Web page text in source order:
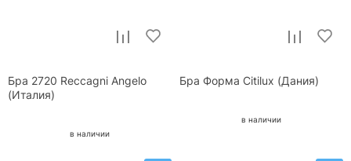
Бра 2720 Reccagni Angelo
(Италия)
в наличии
Бра Форма Citilux (Дания)
в наличии